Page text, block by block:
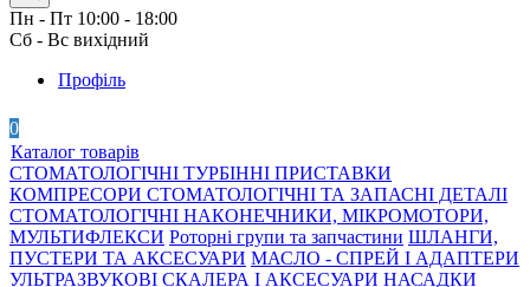
Пн - Пт 10:00 - 18:00
Сб - Вс вихідний
Профіль
0
Каталог товарів
СТОМАТОЛОГІЧНІ ТУРБІННІ ПРИСТАВКИ
КОМПРЕСОРИ СТОМАТОЛОГІЧНІ ТА ЗАПАСНІ ДЕТАЛІ
СТОМАТОЛОГІЧНІ НАКОНЕЧНИКИ, МІКРОМОТОРИ,
МУЛЬТИФЛЕКСИ Роторні групи та запчастини ШЛАНГИ,
ПУСТЕРИ ТА АКСЕСУАРИ МАСЛО - СПРЕЙ І АДАПТЕРИ
УЛЬТРАЗВУКОВІ СКАЛЕРА І АКСЕСУАРИ НАСАДКИ